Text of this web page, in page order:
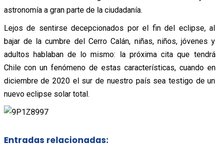
astronomía a gran parte de la ciudadanía.
Lejos de sentirse decepcionados por el fin del eclipse, al
bajar de la cumbre del Cerro Calán, niñas, niños, jóvenes y
adultos hablaban de lo mismo: la próxima cita que tendrá
Chilecon un fenómeno de estas características, cuando en
diciembre de 2020 el sur de nuestro país sea testigo de un
nuevo eclipse solar total.
Entradas relacionadas: